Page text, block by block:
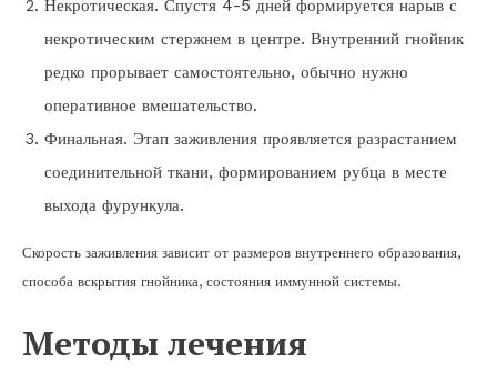
Некротическая. Спустя 4-5 дней формируется нарыв с
некротическим стержнем в центре. Внутренний гнойник
редко прорывает самостоятельно, обычно нужно
оперативное вмешательство.
Финальная. Этап заживления проявляется разрастанием
соединительной ткани, формированием рубца в месте
выхода фурункула.
Скорость заживления зависит от размеров внутреннего образования,
способа вскрытия гнойника, состояния иммунной системы.
Методы лечения